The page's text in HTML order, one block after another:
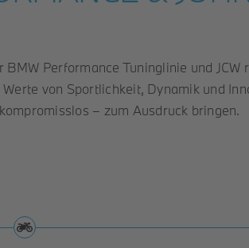
BMW Performance Tuninglinie und
von Sportlichkeit, Dynamik und
– zum Ausdruck bringen.